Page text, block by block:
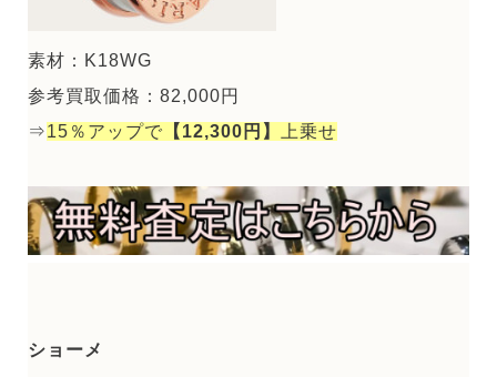
素材：K18WG
参考買取価格：82,000円
⇒15％アップで 【12,300円】 上乗せ
ショーメ